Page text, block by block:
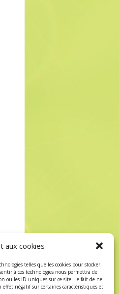
aux cookies
telles que les cookies pour stocker
à ces technologies nous permettra de
ou les ID uniques sur ce site. Le fait de ne
négatif sur certaines caractéristiques et